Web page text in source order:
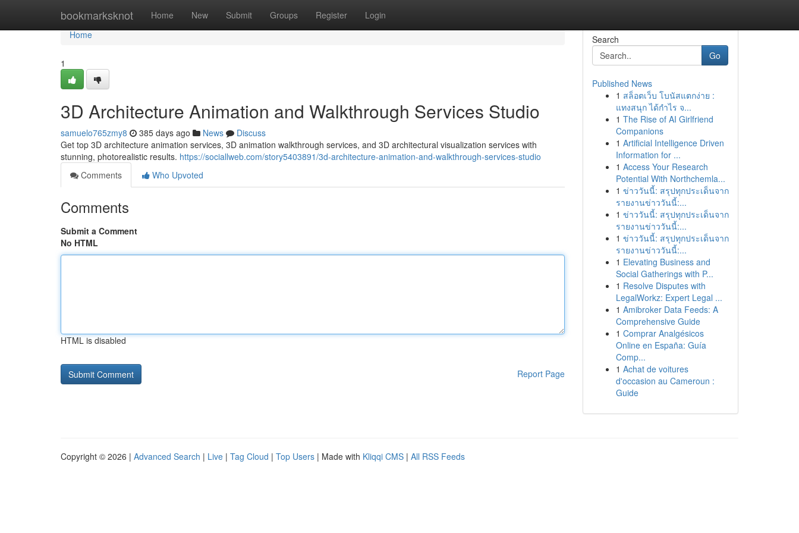
bookmarksknot Home New Submit Groups Register Login
Home
Home
1
3D Architecture Animation and Walkthrough Services Studio
samuelo765zmy8 385 days ago News
Discuss
Get top 3D architecture animation services, 3D animation walkthrough services, and 3D architectural visualization services with
stunning, photorealistic results. https://sociallweb.com/story5403891/3d-architecture-animation-and-walkthrough-services-studio
Comments
Who Upvoted
Comments
Submit a Comment
No HTML
HTML is disabled
Report Page
Search
Go
Published News
1 สล็อตเว็บ โบนัสแตกง่าย :
แทงสนุก ได้กำไร จ...
1 The Rise of AI Girlfriend
Companions
1 Artificial Intelligence Driven
Information for ...
1 Access Your Research
Potential With Northchemla...
1 ข่าววันนี้: สรุปทุกประเด็นจาก
รายงานข่าววันนี้:...
1 ข่าววันนี้: สรุปทุกประเด็นจาก
รายงานข่าววันนี้:...
1 ข่าววันนี้: สรุปทุกประเด็นจาก
รายงานข่าววันนี้:...
1 Elevating Business and
Social Gatherings with P...
1 Resolve Disputes with
LegalWorkz: Expert Legal ...
1 Amibroker Data Feeds: A
Comprehensive Guide
1 Comprar Analgésicos
Online en España: Guía
Comp...
1 Achat de voitures
d'occasion au Cameroun :
Guide
Copyright © 2026 | Advanced Search | Live | Tag Cloud | Top Users | Made with Kliqqi CMS | All RSS Feeds